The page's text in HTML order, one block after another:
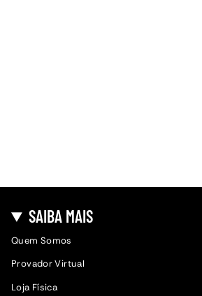
SAIBA MAIS
Quem Somos
Provador Virtual
Loja Física